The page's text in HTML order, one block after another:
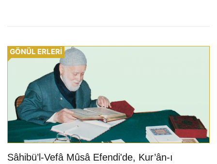
GÖNÜL ERLERİ
Sâhibü’l-Vefâ Mûsâ Efendi'de, Kur’ân-ı